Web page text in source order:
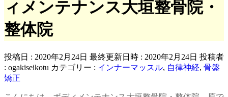
ィメンテナンス大垣整骨院・
整体院
投稿日 : 2020年2月24日 最終更新日時 : 2020年2月24日 投稿者
: ogakiseikotu カテゴリー : インナーマッスル, 自律神経, 骨盤
矯正